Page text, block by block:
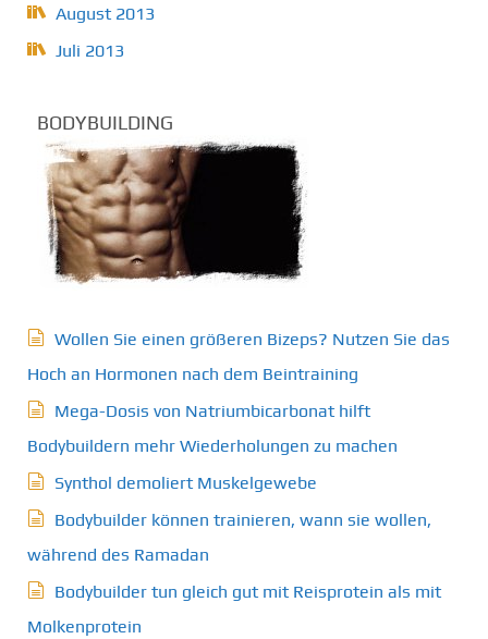
August 2013
Juli 2013
BODYBUILDING
Wollen Sie einen größeren Bizeps? Nutzen Sie das
Hoch an Hormonen nach dem Beintraining
Mega-Dosis von Natriumbicarbonat hilft
Bodybuildern mehr Wiederholungen zu machen
Synthol demoliert Muskelgewebe
Bodybuilder können trainieren, wann sie wollen,
während des Ramadan
Bodybuilder tun gleich gut mit Reisprotein als mit
Molkenprotein